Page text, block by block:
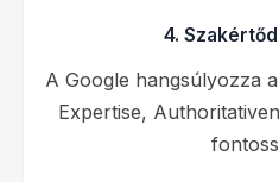
4.
A Google hangsúlyozza
Expertise,